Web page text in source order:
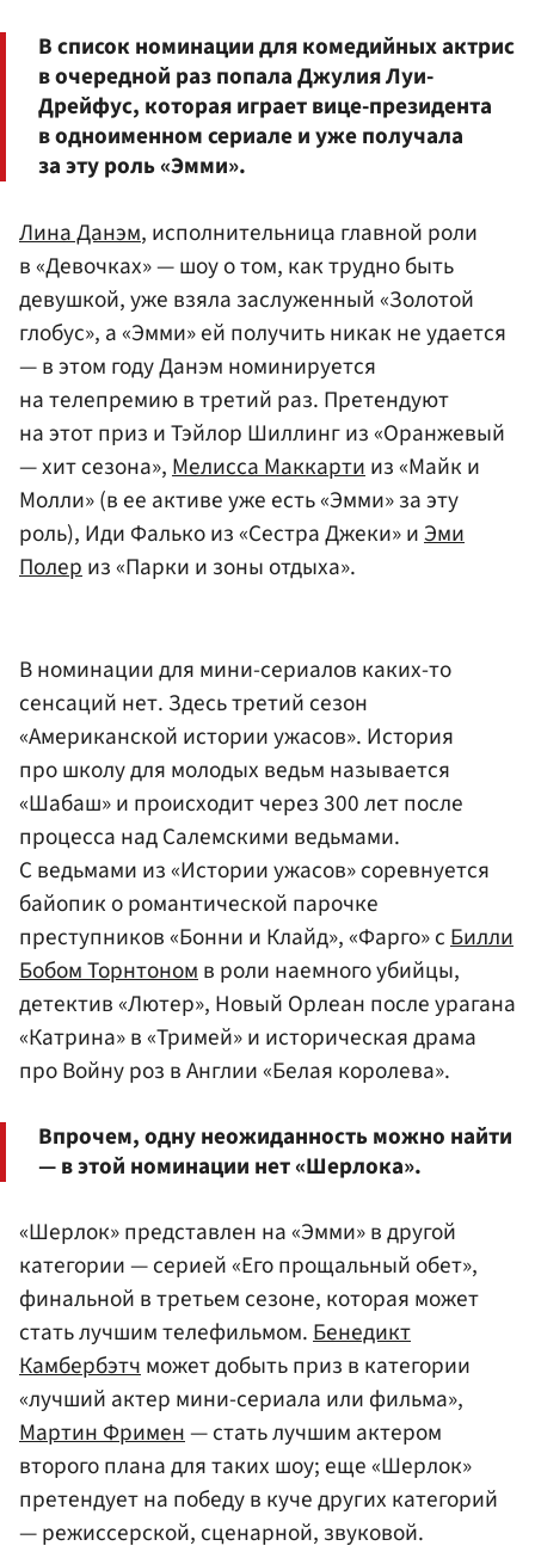
В список номинации для комедийных актрис
в очередной раз попала Джулия Луи-
Дрейфус, которая играет вице-президента
в одноименном сериале и уже получала
за эту роль «Эмми».
Лина Данэм, исполнительница главной роли
в «Девочках» — шоу о том, как трудно быть
девушкой, уже взяла заслуженный «Золотой
глобус», а «Эмми» ей получить никак не удается
— в этом году Данэм номинируется
на телепремию в третий раз. Претендуют
на этот приз и Тэйлор Шиллинг из «Оранжевый
— хит сезона»,Мелисса Маккартииз «Майк и
Молли» (в ее активе уже есть «Эмми» за эту
роль), Иди Фалько из «Сестра Джеки» иЭми
Полериз «Парки и зоны отдыха».
В номинации для мини-сериалов каких-то
сенсаций нет. Здесь третий сезон
«Американской истории ужасов». История
про школу для молодых ведьм называется
«Шабаш» и происходит через 300 лет после
процесса над Салемскими ведьмами.
С ведьмами из «Истории ужасов» соревнуется
байопик о романтической парочке
преступников «Бонни и Клайд», «Фарго» сБилли
Бобом Торнтономв роли наемного убийцы,
детектив «Лютер», Новый Орлеан после урагана
«Катрина» в «Тримей» и историческая драма
про Войну роз в Англии «Белая королева».
Впрочем, одну неожиданность можно найти
— в этой номинации нет «Шерлока».
«Шерлок» представлен на «Эмми» в другой
категории — серией «Его прощальный обет»,
финальной в третьем сезоне, которая может
стать лучшим телефильмом.Бенедикт
Камбербэтчможет добыть приз в категории
«лучший актер мини-сериала или фильма»,
Мартин Фримен— стать лучшим актером
второго плана для таких шоу; еще «Шерлок»
претендует на победу в куче других категорий
— режиссерской, сценарной, звуковой.